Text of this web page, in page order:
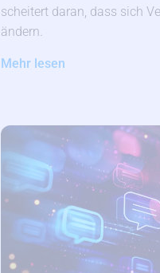
scheitert daran, dass sich
ändern.
Mehr lesen